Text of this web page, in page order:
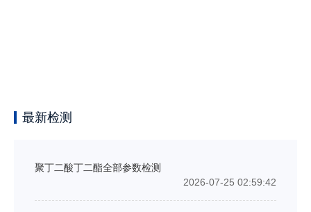
最新检测
聚丁二酸丁二酯全部参数检测
2026-07-25 02:59:42